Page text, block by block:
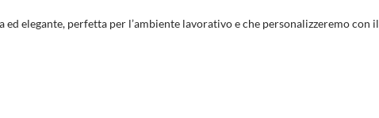
elegante, perfetta per l’ambiente lavorativo e che personalizzeremo con il